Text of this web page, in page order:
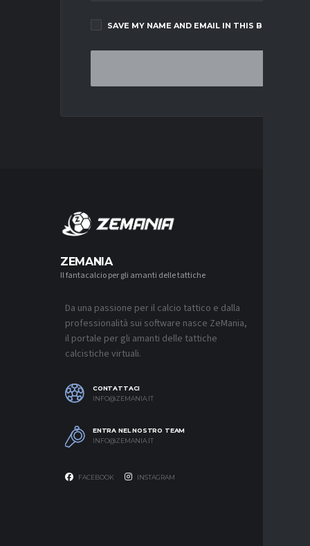
SAVE MY NAME AND EMAIL IN THIS BROWSER
ZEMANIA
Il fantacalcio per gli amanti delle tattiche
Da una passione per il calcio tattico e dalla
professionalità sui software nasce ZeMania,
il portale per gli amanti delle tattiche
calcistiche virtuali.
CONTATTACI
INFO@ZEMANIA.IT
ENTRA NEL NOSTRO TEAM
INFO@ZEMANIA.IT
FACEBOOK INSTAGRAM